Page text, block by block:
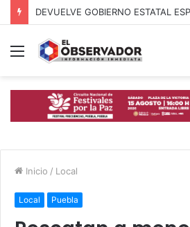
Menú
Inicio / Local
Local Puebla